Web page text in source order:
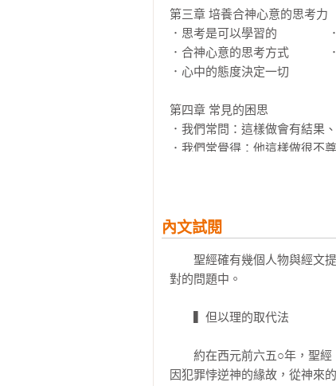
．別人怎樣評論不重要，能讓
溝通TIPS：不要引用別人看法
李家同／清華大學榮譽教授
杜明達／台中思恩堂主任牧師
胡志強／前台中市長
黑幼龍／卡內基訓練負責人
廖偉凡／知名節目主持人
鄭忠信／基督教論壇基金會執
第三章 培養合神心意的思考力
．思考是可以學習的　　　　
．合神心意的思考方式 　　　
．心中的態度決定一切
第四章 常見的困思
．我們常問：這樣做會有結果
．我們常覺得：他這樣做很
．耶穌的最後一件神蹟　　　
．讓三分，不見得風平浪靜　
．重建挽回步驟　　　　　　
．步驟二、等候時機，個別告
內文試閱
聖經確有幾個人物與經文提
對的問題中。
▍但以理的取代法
約在西元前六五○年，聖經
因犯罪悖逆神的緣故，從神來